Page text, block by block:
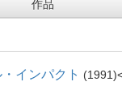
作品
インパクト 1991